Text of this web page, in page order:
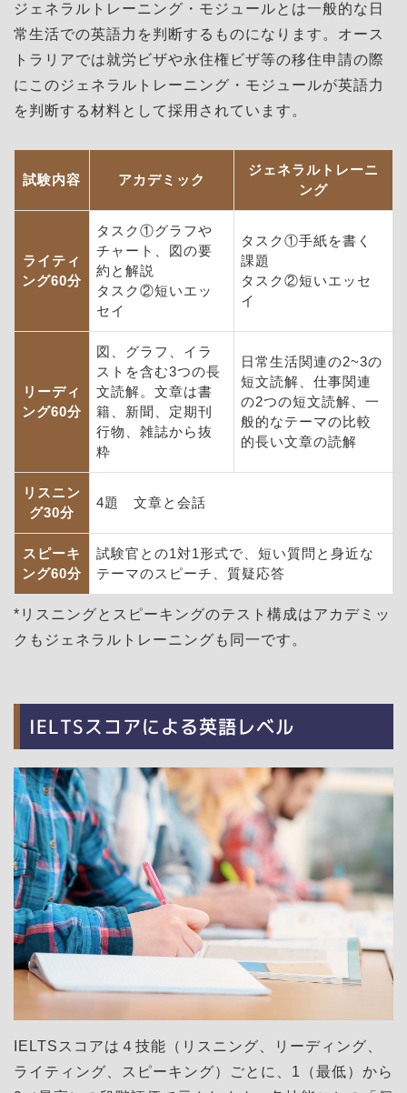
ジェネラルトレーニング・モジュールとは一般的な日
常生活での英語力を判断するものになります。オース
トラリアでは就労ビザや永住権ビザ等の移住申請の際
にこのジェネラルトレーニング・モジュールが英語力
を判断する材料として採用されています。
試験内容 アカデミック
ジェネラルトレーニ
ング
ライティ
ング60分
タスク①グラフや
チャート、図の要
約と解説
タスク②短いエッ
セイ
タスク①手紙を書く
課題
タスク②短いエッセ
イ
リーディ
ング60分
図、グラフ、イラ
ストを含む3つの長
文読解。文章は書
籍、新聞、定期刊
行物、雑誌から抜
粋
日常生活関連の2~3の
短文読解、仕事関連
の2つの短文読解、一
般的なテーマの比較
的長い文章の読解
リスニン
グ30分
4題 文章と会話
スピーキ
ング60分
試験官との1対1形式で、短い質問と身近な
テーマのスピーチ、質疑応答
*リスニングとスピーキングのテスト構成はアカデミッ
クもジェネラルトレーニングも同一です。
IELTSスコアによる英語レベル
IELTSスコアは４技能（リスニング、リーディング、
ライティング、スピーキング）ごとに、1（最低）から